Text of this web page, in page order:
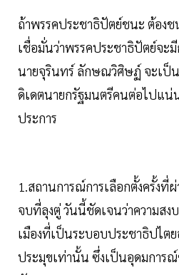
ถ้าพรรคประชาธิปัตย์ชนะ ต้อง
เชื่อมั่นว่าพรรคประชาธิปัตย์จะ
นายจุรินทร์ ลักษณวิศิษฏ์ จะเป็
ดิเดตนายกรัฐมนตรีคนต่อไปแ
ประการ
1.สถานการณ์การเลือกตั้งครั้งที่
จบที่ลุงตู่ วันนี้ชัดเจนว่าความสง
เมืองที่เป็นระบอบประชาธิปไต
ประมุขเท่านั้น ซึ่งเป็นอุดมการ